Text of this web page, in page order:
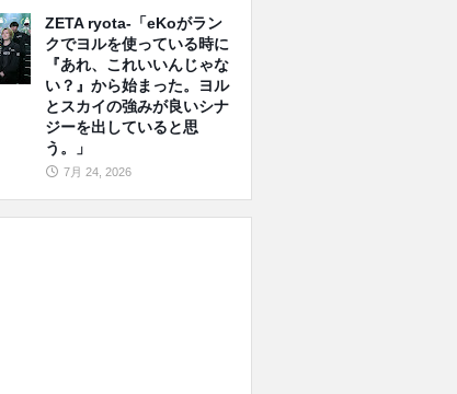
ZETA ryota-「eKoがラン
クでヨルを使っている時に
『あれ、これいいんじゃな
い？』から始まった。ヨル
とスカイの強みが良いシナ
ジーを出していると思
う。」
7月 24, 2026